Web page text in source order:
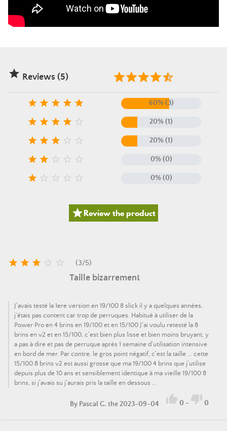
 Reviews (5)
     60% (3)
     20% (1)
     20% (1)
     0% (0)
     0% (0)
Review the product
     (3/5)
Taille bizarrement
J'avais testé la 1ere version en 19/100 8 slick il y a quelques années,
j’étais pas content car trop de perruques. Habitué à utiliser de la
Power Pro en 4 brins en 19/100 et en 15/100 J'ai voulu retesté la 8
brins en v2 et en 15/100, c'est bien plus lisse et bien moins bruyant, y
a pas à dire et pas de perruque après 1 semaine d'utilisation intensive
en bord de mer. Par contre, le gros point négatif, c'est la taille ... cette
15/100 8 brins v2 est aussi grosse que ma 19/100 4 brins que j'utilise
depuis plus de 10 ans et sensiblement identique à ma vieille 19/100 8
brins, si j'avais su j'aurais pris la taille en dessous ...
By Pascal G. the 2023-09-04  0 -  0